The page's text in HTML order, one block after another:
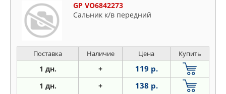
GP VO6842273
Сальник к/в передний
Поставка Наличие Цена Купить
1 дн. + 119 р.
1 дн. + 138 р.